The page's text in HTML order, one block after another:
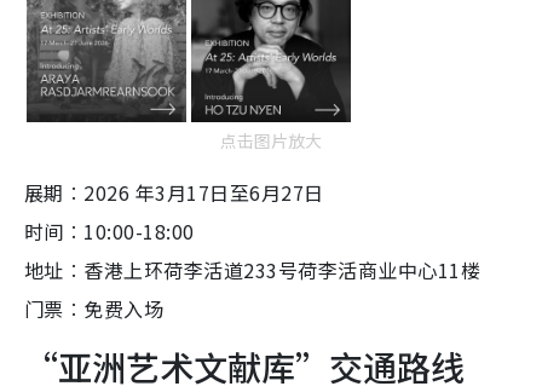
点击图片放大
展期︰2026 年3月17日至6月27日
时间︰10:00-18:00
地址︰香港上环荷李活道233号荷李活商业中心11楼
门票︰免费入场
“亚洲艺术文献库”交通路线